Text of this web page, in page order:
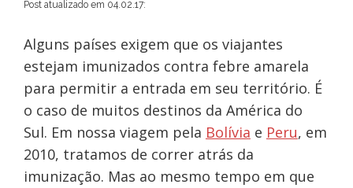
Post atualizado em 04.02.17:
Alguns países exigem que os viajantes
estejam imunizados contra febre amarela
para permitir a entrada em seu território. É
o caso de muitos destinos da América do
Sul. Em nossa viagem pela Bolívia e Peru, em
2010, tratamos de correr atrás da
imunização. Mas ao mesmo tempo em que